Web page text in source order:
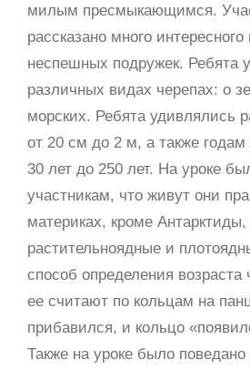
милым пресмыкающимся.
рассказано много интересного
неспешных подружек. Ребята
различных видах черепах: о
морских. Ребята удивлялись
от 20 см до 2 м, а также
30 лет до 250 лет. На уроке
участникам, что живут они
материках, кроме
растительноядные и
способ определения возраста
ее считают по кольцам на
прибавился, и кольцо
Также на уроке было